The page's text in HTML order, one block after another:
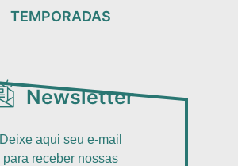
TEMPORADAS
Newsletter
Deixe aqui seu e-mail
para receber nossas